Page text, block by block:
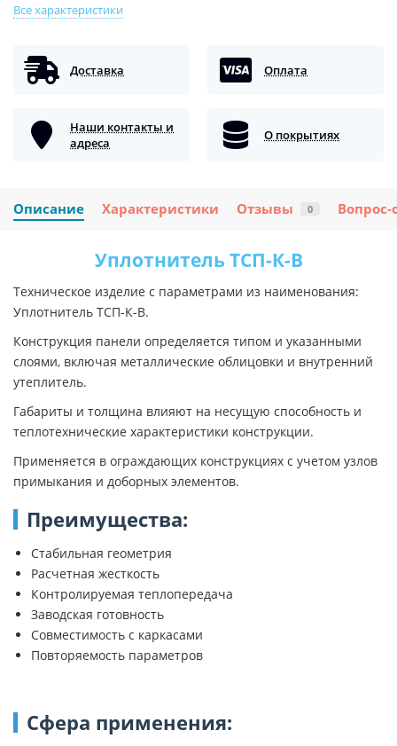
Все характеристики
Доставка Оплата
Наши контакты и
адреса
О покрытиях
Описание Характеристики Отзывы 0 Вопрос-
Уплотнитель ТСП-К-В
Техническое изделие с параметрами из наименования:
Уплотнитель ТСП-К-В.
Конструкция панели определяется типом и указанными
слоями, включая металлические облицовки и внутренний
утеплитель.
Габариты и толщина влияют на несущую способность и
теплотехнические характеристики конструкции.
Применяется в ограждающих конструкциях с учетом узлов
примыкания и доборных элементов.
Преимущества:
Стабильная геометрия
Расчетная жесткость
Контролируемая теплопередача
Заводская готовность
Совместимость с каркасами
Повторяемость параметров
Сфера применения: